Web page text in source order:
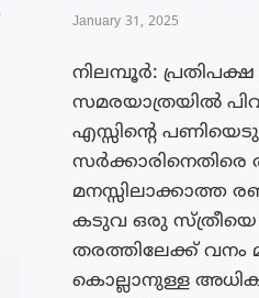
January 31, 2025
നിലമ്പൂർ:
സമരയാത്രയിൽ
എസ്സിന്റെ
സർക്കാരിനെതിരെ
മനസ്സിലാക്കാത്ത
കടുവ ഒരു
തരത്തിലേക്ക് വനം
കൊല്ലാനുള്ള